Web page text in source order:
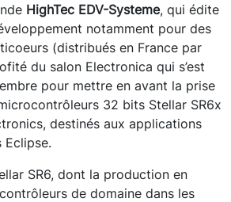
HighTec EDV-Systeme, qui édite
notamment pour des
(distribués en France par
du salon Electronica qui s’est
pour mettre en avant la prise
32 bits Stellar SR6x
destinés aux applications
SR6, dont la production en
de domaine dans les